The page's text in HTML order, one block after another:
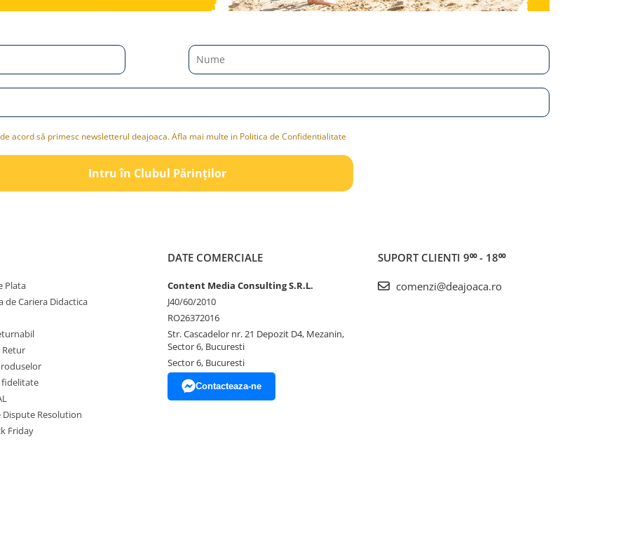
acord să primesc newsletterul deajoaca. Afla mai multe in Politica de Confidentialitate
Intru în Clubul Pǎrinților
Plata
de Cariera Didactica
Retur
fidelitate
Dispute Resolution
Friday
DATE COMERCIALE
Content Media Consulting S.R.L.
J40/60/2010
RO26372016
Str. Cascadelor nr. 21 Depozit D4, Mezanin,
Sector 6, Bucuresti
Sector 6, Bucuresti
Contacteaza-ne
SUPORT CLIENTI 9⁰⁰ - 18⁰⁰
comenzi@deajoaca.ro